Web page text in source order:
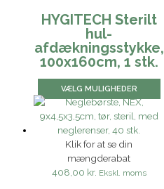
HYGITECH Sterilt
hul-
afdækningsstykke,
100x160cm, 1 stk.
VÆLG MULIGHEDER
Klik for at se din
mængderabat
408,00 kr. Ekskl. moms